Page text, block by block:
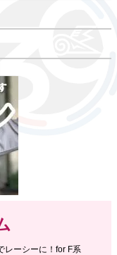
レーシーに！for F系